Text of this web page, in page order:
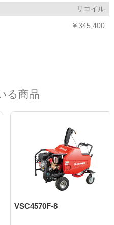
リコイル
￥345,400
る商品
VSC4570F-8